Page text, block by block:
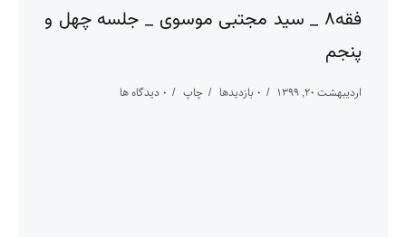
فقه۸ _ سید مجتبی موسوی _ جلسه چهل و
پنجم
اردیبهشت ۲۰, ۱۳۹۹ ۰ بازدیدها چاپ ۰ دیدگاه ها